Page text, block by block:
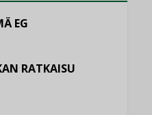
EG
RATKAISU